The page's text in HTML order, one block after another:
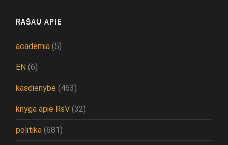
RAŠAU APIE
academia (5)
EN (6)
kasdienybė (463)
knyga apie RsV (32)
politika (681)